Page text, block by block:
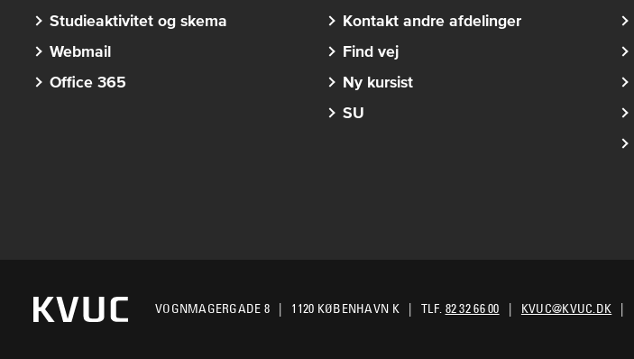
Studieaktivitet og skema
Webmail
Office 365
Kontakt andre afdelinger
Find vej
Ny kursist
SU
VOGNMAGERGADE 8 1120 KØBENHAVN K TLF. 82 32 66 00 KVUC@KVUC.DK